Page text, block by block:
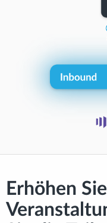
Erhöhen